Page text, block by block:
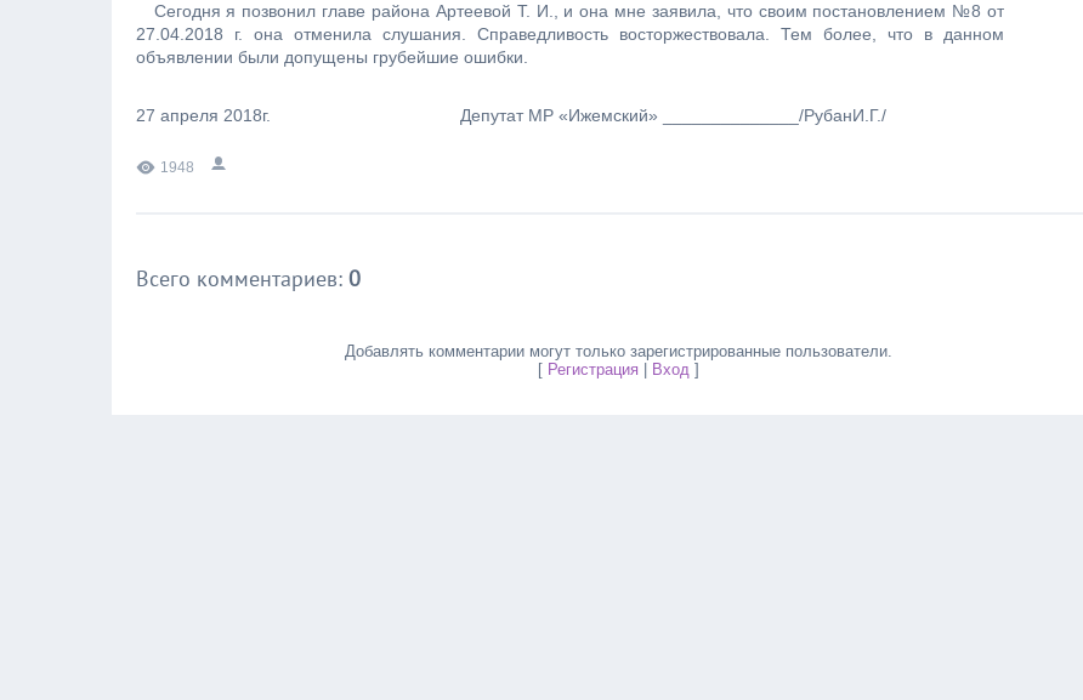
Сегодня я позвонил главе района Артеевой Т. И., и она мне заявила, что своим постановлением №8 от
27.04.2018 г. она отменила слушания. Справедливость восторжествовала. Тем более, что в данном
объявлении были допущены грубейшие ошибки.
27 апреля 2018г. Депутат МР «Ижемский» ______________/РубанИ.Г./
1948
Всего комментариев: 0
Добавлять комментарии могут только зарегистрированные пользователи.
[ Регистрация Вход ]